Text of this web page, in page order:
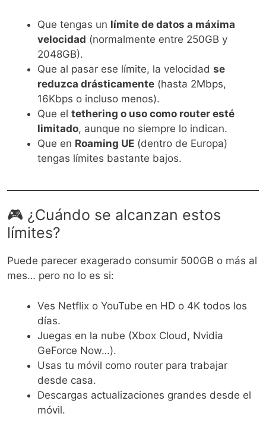
Que tengas un límite de datos a máxima
velocidad (normalmente entre 250GB y
2048GB).
Que al pasar ese límite, la velocidad se
reduzca drásticamente (hasta 2Mbps,
16Kbps o incluso menos).
Que el tethering o uso como router esté
limitado, aunque no siempre lo indican.
Que en Roaming UE (dentro de Europa)
tengas límites bastante bajos.
🎮 ¿Cuándo se alcanzan estos
límites?
Puede parecer exagerado consumir 500GB o más al
mes… pero no lo es si:
Ves Netflix o YouTube en HD o 4K todos los
días.
Juegas en la nube (Xbox Cloud, Nvidia
GeForce Now…).
Usas tu móvil como router para trabajar
desde casa.
Descargas actualizaciones grandes desde el
móvil.